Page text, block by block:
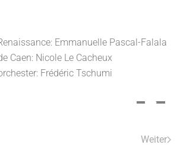
Emmanuelle Pascal-Falala
Caen: Nicole Le Cacheux
Frédéric Tschumi
Weiter